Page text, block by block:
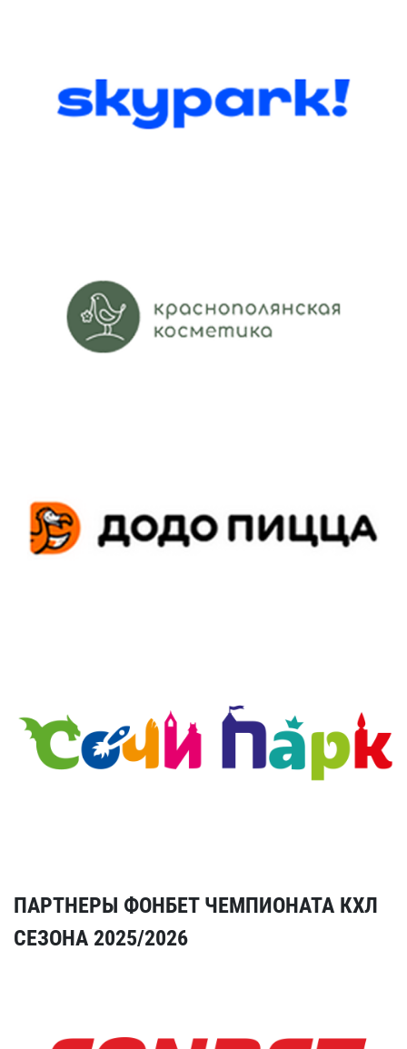
ПАРТНЕРЫ ФОНБЕТ ЧЕМПИОНАТА КХЛ
СЕЗОНА 2025/2026